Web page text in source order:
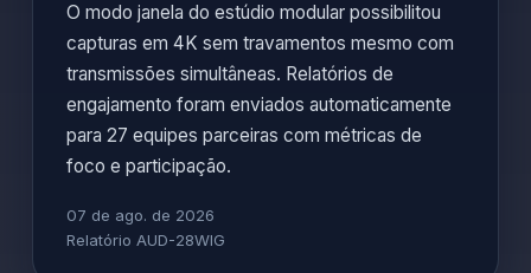
O modo janela do estúdio modular possibilitou
capturas em 4K sem travamentos mesmo com
transmissões simultâneas. Relatórios de
engajamento foram enviados automaticamente
para 27 equipes parceiras com métricas de
foco e participação.
07 de ago. de 2026
Relatório AUD-28WIG